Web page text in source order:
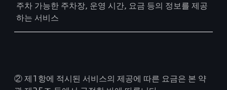
주차 가능한 주차장, 운영 시간, 요금 등의 정보를 제공
하는 서비스
② 제1항에 적시된 서비스의 제공에 따른 요금은 본 약